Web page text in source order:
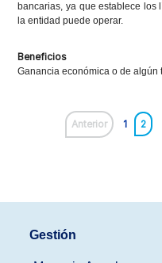
bancarias, ya que establece los
la entidad puede operar.
Beneficios
Ganancia económica o de
Anterior 1 2
Gestión